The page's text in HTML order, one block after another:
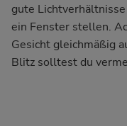
gute
ein Fenster stellen.
Gesicht gleichmäßig
Blitz solltest du